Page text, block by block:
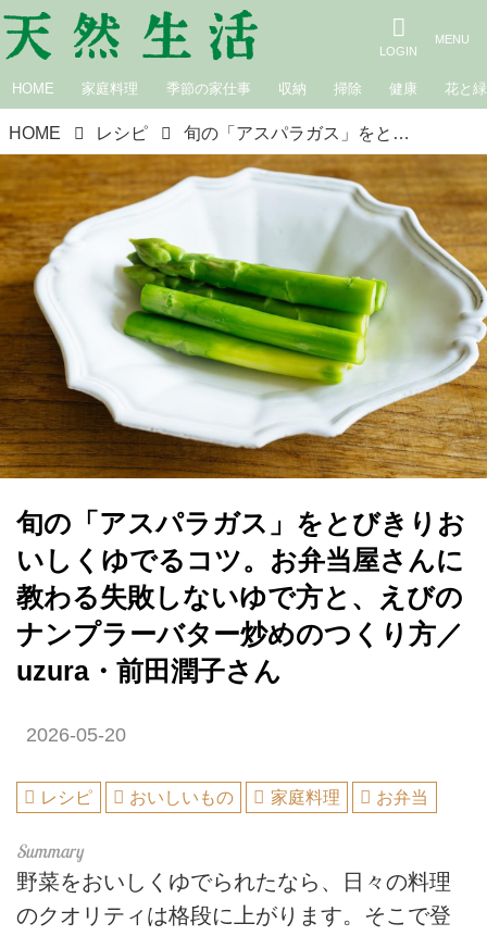
HOME 家庭料理 季節の家仕事 収納 掃除 健康 花と緑
HOME レシピ 旬の「アスパラガス」をとびきりおいしくゆでるコツ。お弁当屋さんに教わる失敗しないゆで方と、えびのナンプラーバター炒めのつくり方／uzura・前田潤子さん
旬の「アスパラガス」をとびきりお
いしくゆでるコツ。お弁当屋さんに
教わる失敗しないゆで方と、えびの
ナンプラーバター炒めのつくり方／
uzura・前田潤子さん
2026-05-20
レシピ おいしいもの 家庭料理 お弁当
野菜をおいしくゆでられたなら、日々の料理
のクオリティは格段に上がります。そこで登